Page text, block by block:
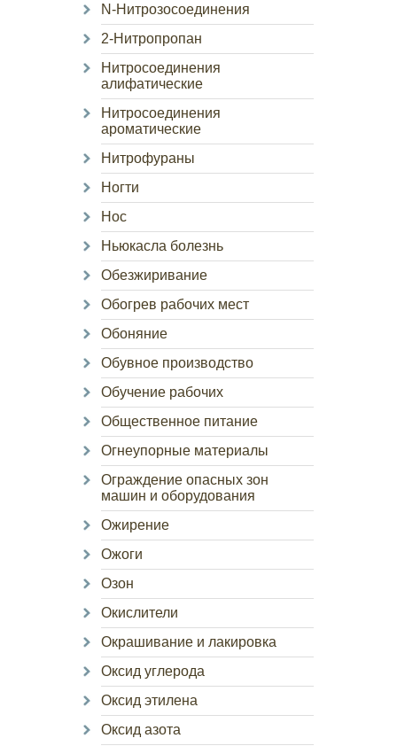
N-Нитрозосоединения
2-Нитропропан
Нитросоединения
алифатические
Нитросоединения
ароматические
Нитрофураны
Ногти
Нос
Ньюкасла болезнь
Обезжиривание
Обогрев рабочих мест
Обоняние
Обувное производство
Обучение рабочих
Общественное питание
Огнеупорные материалы
Ограждение опасных зон
машин и оборудования
Ожирение
Ожоги
Озон
Окислители
Окрашивание и лакировка
Оксид углерода
Оксид этилена
Оксид азота